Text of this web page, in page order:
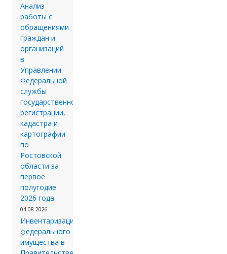
Анализ
работы с
обращениями
граждан и
организаций
в
Управлении
Федеральной
службы
государственной
регистрации,
кадастра и
картографии
по
Ростовской
области за
первое
полугодие
2026 года
04.08.2026
Инвентаризации
федерального
имущества в